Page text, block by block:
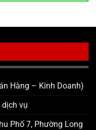
Hàng – Kinh Doanh)
vụ
Phố 7, Phường Long